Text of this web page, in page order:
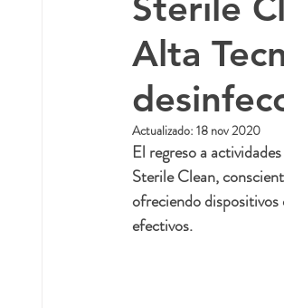
Alta
Actualizado: 18 nov 2020
El regreso a
Sterile Clean,
ofreciendo dispositivos
efectivos.